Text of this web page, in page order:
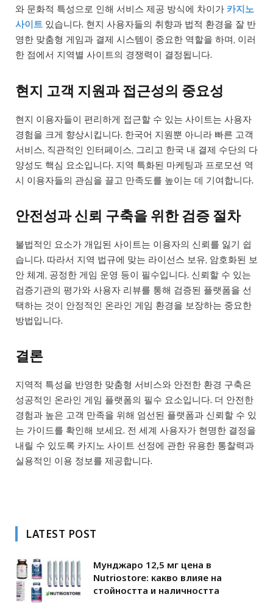
와 문화적 특성으로 인해 서비스 제공 방식에 차이가 카지노
사이트 있습니다. 현지 사용자들의 취향과 법적 환경을 잘 반
영한 맞춤형 게임과 결제 시스템이 중요한 역할을 하며, 이러
한 점에서 지역별 사이트의 경쟁력이 결정됩니다.
현지 고객 지원과 접근성의 중요성
현지 이용자들이 편리하게 접근할 수 있는 사이트는 사용자
경험을 크게 향상시킵니다. 한국어 지원뿐 아니라 빠른 고객
서비스, 직관적인 인터페이스, 그리고 한국 내 결제 수단의 다
양성도 핵심 요소입니다. 지역 특화된 마케팅과 프로모션 역
시 이용자들의 관심을 끌고 만족도를 높이는 데 기여합니다.
안전성과 신뢰 구축을 위한 검증 절차
불법적인 요소가 개입된 사이트는 이용자의 신뢰를 잃기 쉽
습니다. 따라서 지역 법규에 맞는 라이선스 보유, 암호화된 보
안 체계, 공정한 게임 운영 등이 필수입니다. 신뢰할 수 있는
검증기관의 평가와 사용자 리뷰를 통해 검증된 플랫폼을 선
택하는 것이 안정적인 온라인 게임 환경을 보장하는 중요한
방법입니다.
결론
지역적 특성을 반영한 맞춤형 서비스와 안전한 환경 구축은
성공적인 온라인 게임 플랫폼의 필수 요소입니다. 더 안전한
경험과 높은 고객 만족을 위해 엄선된 플랫폼과 신뢰할 수 있
는 가이드를 확인해 보세요. 전 세계 사용자가 현명한 결정을
내릴 수 있도록 카지노 사이트 선정에 관한 유용한 통찰력과
실용적인 이용 정보를 제공합니다.
LATEST POST
Мунджаро 12,5 мг цена в
Nutriostore: какво влияе на
стойността и наличността